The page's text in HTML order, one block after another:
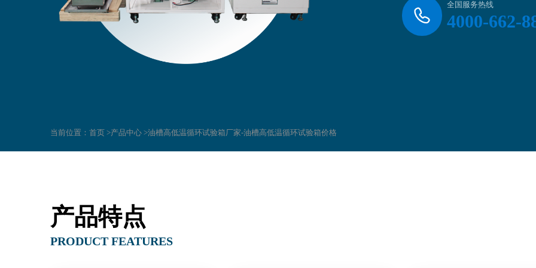
全国服务热线
4000-662-
当前位置： 首页 >产品中心 >油槽高低温循环试验箱厂家-油槽高低温循环试验箱价格
产品特点
PRODUCT FEATURES